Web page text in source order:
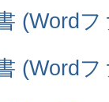
(Word
(Word